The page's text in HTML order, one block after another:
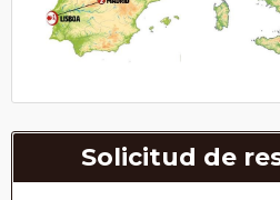
Solicitud de